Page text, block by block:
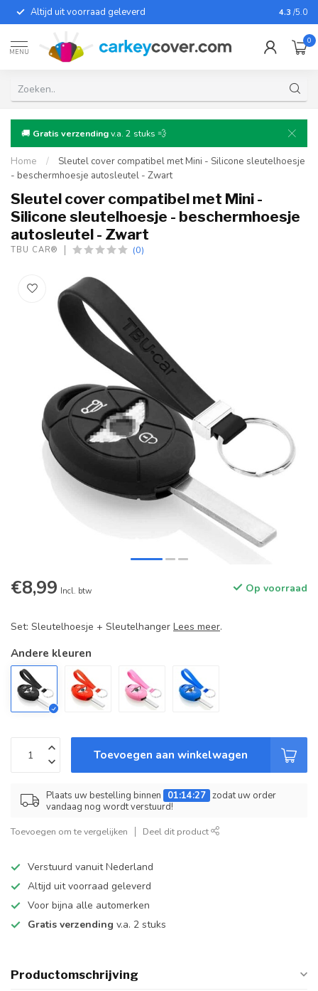
Altijd uit voorraad geleverd Voor
4.3 /5.0
MENU
0
🚚 Gratis verzendingv.a. 2 stuks 💨
Home /
Sleutel cover compatibel met Mini - Silicone sleutelhoesje
- beschermhoesje autosleutel - Zwart
Sleutel cover compatibel met Mini -
Silicone sleutelhoesje - beschermhoesje
autosleutel - Zwart
TBU CAR® (0)
€8,99 Incl. btw Op voorraad
Set: Sleutelhoesje + Sleutelhanger Lees meer.
Andere kleuren
Toevoegen aan winkelwagen
Plaats uw bestelling binnen 01:14:27 zodat uw order
vandaag nog wordt verstuurd!
Toevoegen om te vergelijken Deel dit product
Verstuurd vanuit Nederland
Altijd uit voorraad geleverd
Voor bijna alle automerken
Gratis verzending v.a. 2 stuks
Productomschrijving